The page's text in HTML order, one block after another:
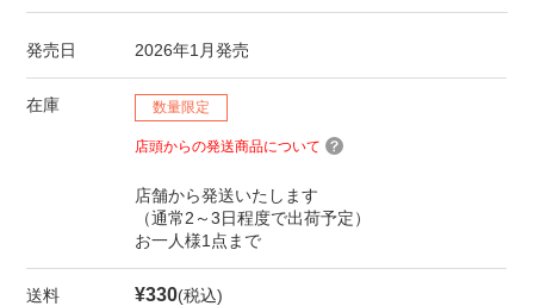
発売日 2026年1月発売
在庫 数量限定
店頭からの発送商品について
店舗から発送いたします
（通常2～3日程度で出荷予定）
お一人様1点まで
送料 ¥330(税込)